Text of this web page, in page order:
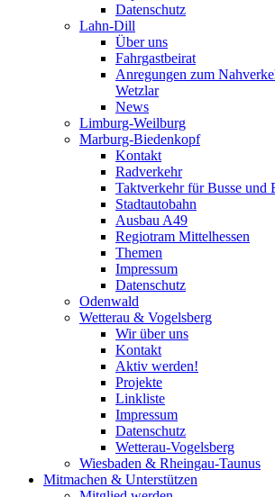
Datenschutz
Lahn-Dill
Über uns
Fahrgastbeirat
Anregungen zum
Wetzlar
News
Limburg-Weilburg
Marburg-Biedenkopf
Kontakt
Radverkehr
Taktverkehr für Busse und
Stadtautobahn
Ausbau A49
Regiotram Mittelhessen
Themen
Impressum
Datenschutz
Odenwald
Wetterau & Vogelsberg
Wir über uns
Kontakt
Aktiv werden!
Projekte
Linkliste
Impressum
Datenschutz
Wetterau-Vogelsberg
Wiesbaden & Rheingau-Taunus
Mitmachen & Unterstützen